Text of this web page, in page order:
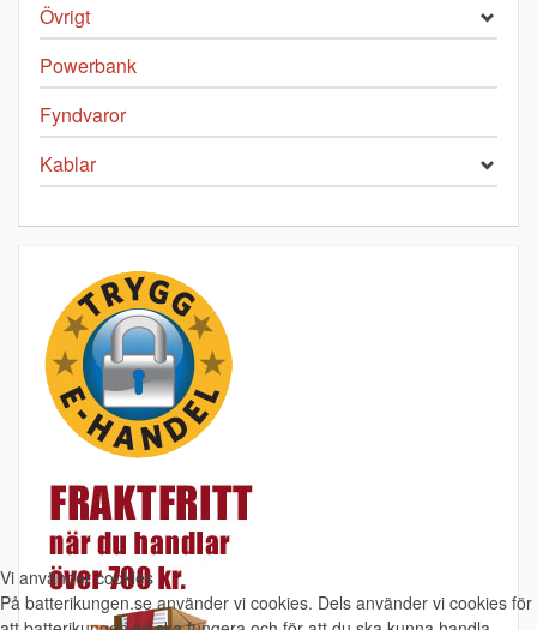
Övrigt
Powerbank
Fyndvaror
Kablar
Vi använder cookies
På batterikungen.se använder vi cookies. Dels använder vi cookies för